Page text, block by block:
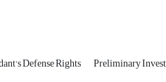
Defense Rights Preliminary